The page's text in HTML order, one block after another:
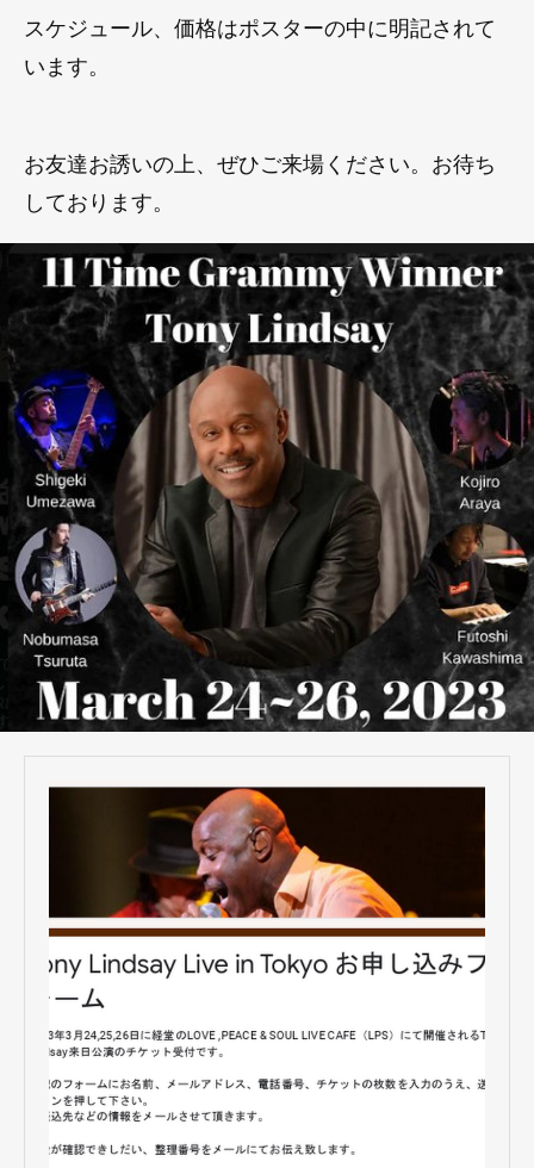
スケジュール、価格はポスターの中に明記されて
います。
お友達お誘いの上、ぜひご来場ください。お待ち
しております。